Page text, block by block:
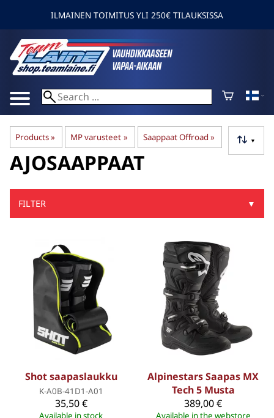
ILMAINEN TOIMITUS YLI 250€ TILAUKSISSA
Products‪» MP varusteet ‪» Saappaat Offroad ‪» ▼
AJOSAAPPAAT
FILTER ▼
Shot saapaslaukku
K-A0B-41D1-A01
35,50 €
Alpinestars Saapas MX
Tech 5 Musta
389,00 €